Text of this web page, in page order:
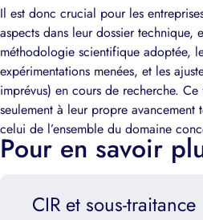
Il est donc crucial pour les
aspects dans leur dossier technique,
méthodologie scientifique adoptée,
expérimentations menées, et les
imprévus) en cours de recherche.
seulement à leur propre avancement
celui de l’ensemble du domaine
Pour en savoir
CIR et sous-traitance